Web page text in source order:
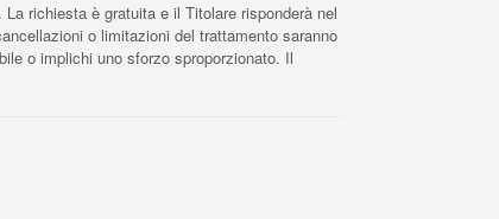
richiesta è gratuita e il Titolare risponderà nel
o limitazioni del trattamento saranno
o implichi uno sforzo sproporzionato. Il